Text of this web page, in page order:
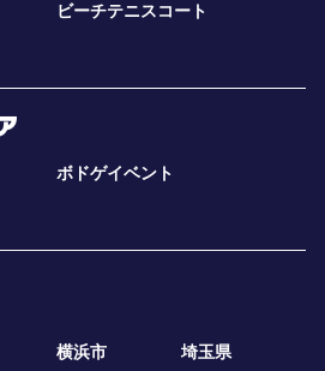
ビーチテニスコート
ボドゲイベント
横浜市
埼玉県